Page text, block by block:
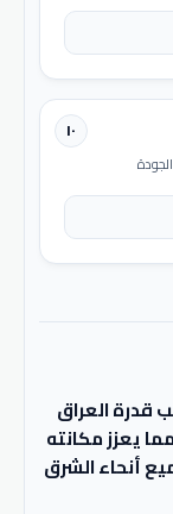
١٠
قدرة العراق
يعزز مكانته
أنحاء الشرق